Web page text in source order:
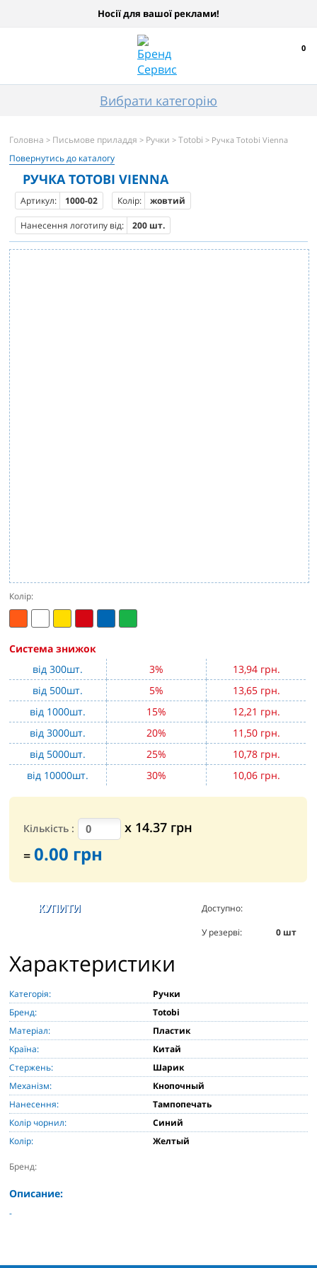
Носії для вашої реклами!
0
Вибрати категорію
Головна > Письмове приладдя > Ручки >Totobi > Ручка Totobi Vienna
Повернутись до каталогу
РУЧКА TOTOBI VIENNA
Артикул: 1000-02 Колір: жовтий
Нанесення логотипу від: 200 шт.
Колір:
Система знижок
від 300шт.
3%
13,94 грн.
від 500шт.
5%
13,65 грн.
від 1000шт.
15%
12,21 грн.
від 3000шт.
20%
11,50 грн.
від 5000шт.
25%
10,78 грн.
від 10000шт.
30% 10,06 грн.
Кількість : х 14.37 грн
=0.00 грн
Доступно:
У резерві:
0шт
Характеристики
Категорія:
Ручки
Бренд:
Totobi
Матеріал:
Пластик
Країна:
Китай
Стержень:
Шарик
Механізм:
Кнопочный
Нанесення:
Тампопечать
Колір чорнил:
Синий
Колір:
Желтый
Бренд:
Описание:
-